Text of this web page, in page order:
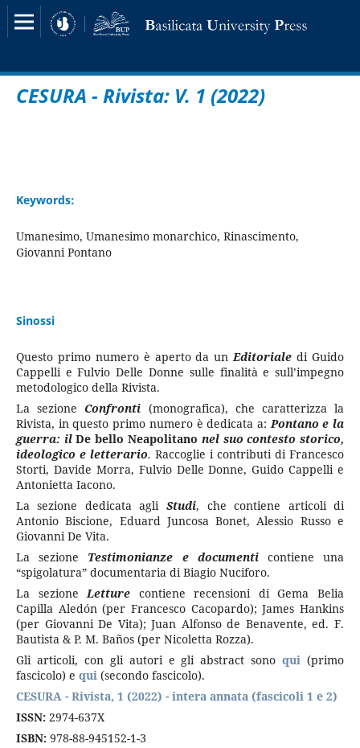
CESURA - Rivista: V. 1 (2022)
Keywords:
Umanesimo, Umanesimo monarchico, Rinascimento,
Giovanni Pontano
Sinossi
Questo primo numero è aperto da unEditoriale di Guido
Cappelli e Fulvio Delle Donne sulle finalità e sull’impegno
metodologico della Rivista.
La sezione Confronti (monografica), che caratterizza la
Rivista, in questo primo numero è dedicata a:Pontano e la
guerra: ilDe bello Neapolitano nel suo contesto storico,
ideologico e letterario.Raccoglie i contributi di Francesco
Storti, Davide Morra, Fulvio Delle Donne, Guido Cappelli e
Antonietta Iacono.
La sezione dedicata agli Studi, che contiene articoli di
Antonio Biscione, Eduard Juncosa Bonet, Alessio Russo e
Giovanni De Vita.
La sezione Testimonianze e documenticontiene una
“spigolatura” documentaria di Biagio Nuciforo.
La sezioneLetture contiene recensioni di Gema Belia
Capilla Aledón (per Francesco Cacopardo); James Hankins
(per Giovanni De Vita); Juan Alfonso de Benavente, ed. F.
Bautista & P. M. Baños (per Nicoletta Rozza).
Gli articoli, con gli autori e gli abstract sonoqui (primo
fascicolo) e qui(secondo fascicolo).
CESURA - Rivista, 1 (2022) - intera annata (fascicoli 1 e 2)
ISSN: 2974-637X
ISBN: 978-88-945152-1-3